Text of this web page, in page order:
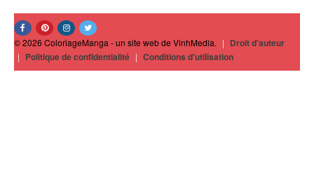
© 2026 ColoriageManga - un site web de VinhMedia. | Droit d'auteur
| Politique de confidentialité | Conditions d'utilisation